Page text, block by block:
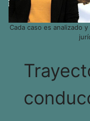
Cada caso es analizado